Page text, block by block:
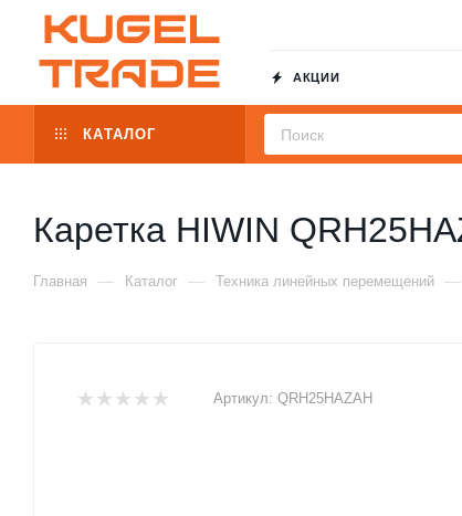
АКЦИИ
КАТАЛОГ
Каретка HIWIN
Главная — Каталог — Техника линейных перемещений —
Артикул: QRH25HAZAH